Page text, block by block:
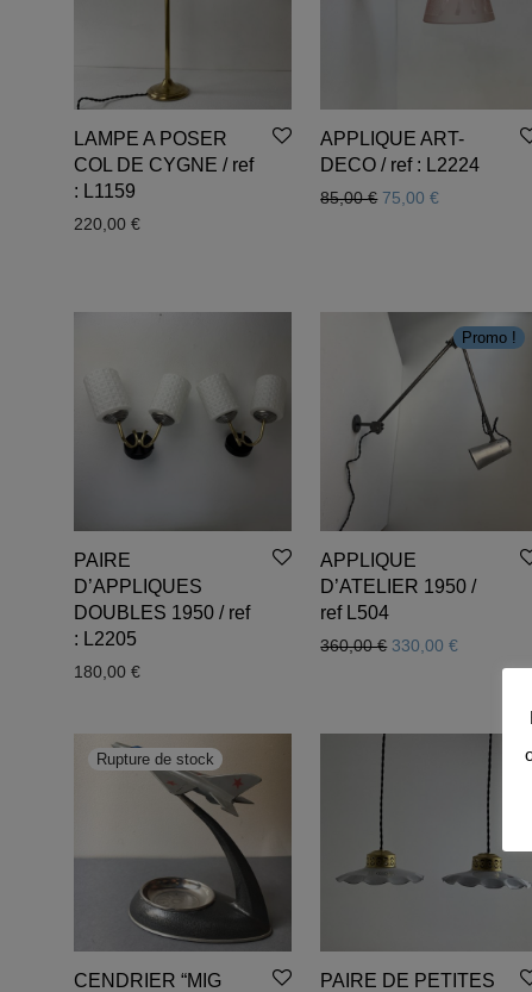
LAMPE A POSER
COL DE CYGNE / ref
: L1159
220,00 €
APPLIQUE ART-
DECO / ref : L2224
85,00€ Le prix initial était :
75,00€Le prix
PAIRE
D’APPLIQUES
DOUBLES 1950 / ref
: L2205
180,00 €
Promo !
APPLIQUE
D’ATELIER 1950 /
ref L504
360,00€ Le prix initial était
330,00€ Le prix
CENDRIER “MIG
PAIRE DE PETITES